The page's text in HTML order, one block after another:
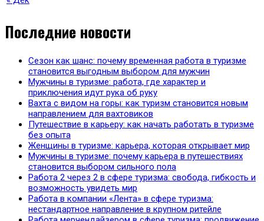
Последние новости
Сезон как шанс: почему временная работа в туризме
становится выгодным выбором для мужчин
Мужчины в туризме: работа, где характер и
приключения идут рука об руку
Вахта с видом на горы: как туризм становится новым
направлением для вахтовиков
Путешествие в карьеру: как начать работать в туризме
без опыта
Женщины в туризме: карьера, которая открывает мир
Мужчины в туризме: почему карьера в путешествиях
становится выбором сильного пола
Работа 2 через 2 в сфере туризма: свобода, гибкость и
возможность увидеть мир
Работа в компании «Лента» в сфере туризма:
нестандартное направление в крупном ритейле